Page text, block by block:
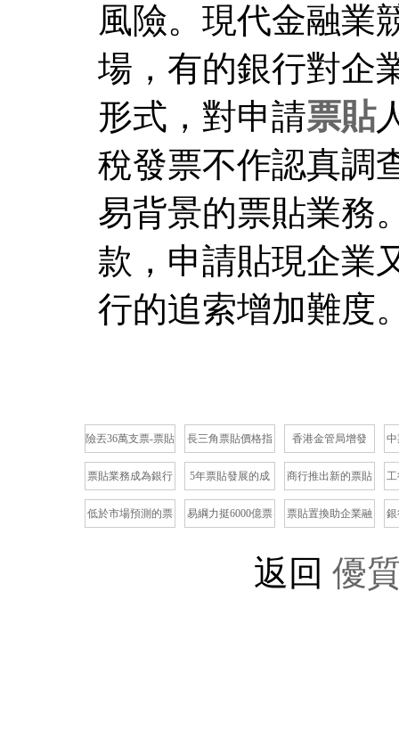
風險。現代金融業
場，有的銀行對企
形式，對申請票貼
稅發票不作認真調
易背景的票貼業務
款，申請貼現企業
行的追索增加難度
險丟36萬支票-票貼
換現金
長三角票貼價格指
數正式發佈
香港金管局增發
231億外匯基金票
貼
中
票貼業務成為銀行
的焦點
5年票貼發展的成
就
商行推出新的票貼
業務
低於市場預測的票 易綱力挺6000億票 票貼置換助企業融
返回 優